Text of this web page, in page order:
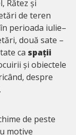
Rătez și
de teren
perioada iulie–
două sate –
ca spații
și obiectele
despre
de peste
motive